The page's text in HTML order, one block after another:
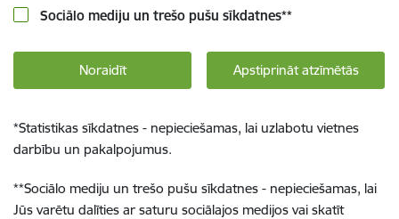
Sociālo mediju un trešo pušu sīkdatnes**
Noraidīt Apstiprināt atzīmētās
*Statistikas sīkdatnes - nepieciešamas, lai uzlabotu vietnes
darbību un pakalpojumus.
**Sociālo mediju un trešo pušu sīkdatnes - nepieciešamas, lai
Jūs varētu dalīties ar saturu sociālajos medijos vai skatīt